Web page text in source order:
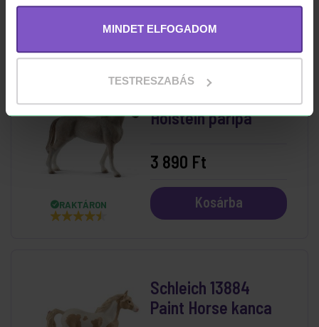
MINDET ELFOGADOM
TESTRESZABÁS
Kosárba
RAKTÁRON
Schleich 13859
Holstein paripa
3 890 Ft
Kosárba
Schleich 13884
Paint Horse kanca